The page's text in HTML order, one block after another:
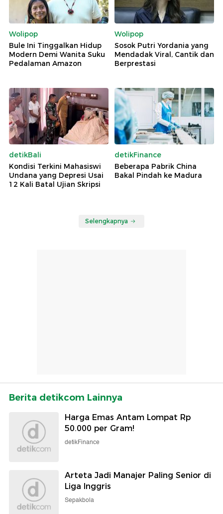
Wolipop
Bule Ini Tinggalkan Hidup
Modern Demi Wanita Suku
Pedalaman Amazon
Wolipop
Sosok Putri Yordania yang
Mendadak Viral, Cantik dan
Berprestasi
detikBali
Kondisi Terkini Mahasiswi
Undana yang Depresi Usai
12 Kali Batal Ujian Skripsi
detikFinance
Beberapa Pabrik China
Bakal Pindah ke Madura
Selengkapnya
Berita detikcom Lainnya
Harga Emas Antam Lompat Rp
50.000 per Gram!
detikFinance
Arteta Jadi Manajer Paling Senior di
Liga Inggris
Sepakbola